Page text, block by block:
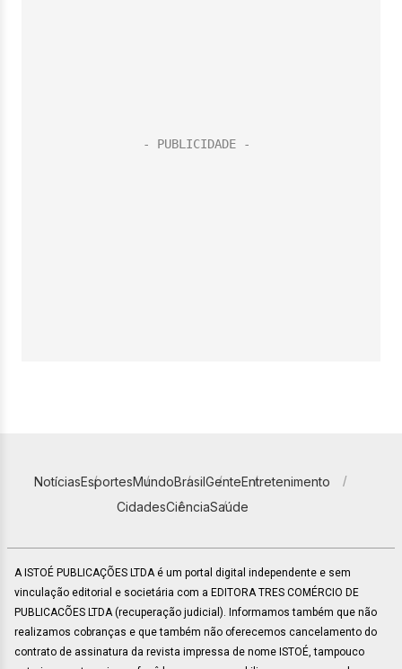
NotíciasEsportesMundoBrasilGenteEntretenimento
CidadesCiênciaSaúde
A ISTOÉ PUBLICAÇÕES LTDA é um portal digital independente e sem
vinculação editorial e societária com a EDITORA TRES COMÉRCIO DE
PUBLICACÕES LTDA (recuperação judicial). Informamos também que não
realizamos cobranças e que também não oferecemos cancelamento do
contrato de assinatura da revista impressa de nome ISTOÉ, tampouco